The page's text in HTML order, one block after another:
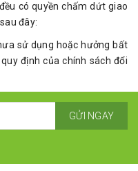
có quyền chấm dứt giao
đây:
sử dụng hoặc hưởng bất
định của chính sách đổi
GỬI NGAY